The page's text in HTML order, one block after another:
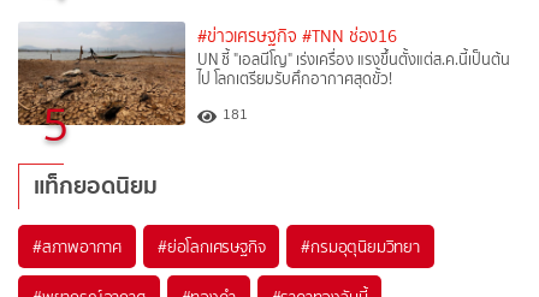
5
#ข่าวเศรษฐกิจ #TNN ช่อง16
UN ชี้ "เอลนีโญ" เร่งเครื่อง แรงขึ้นตั้งแต่ส.ค.นี้เป็นต้น
ไป โลกเตรียมรับศึกอากาศสุดขั้ว!
181
แท็กยอดนิยม
#สภาพอากาศ #ย่อโลกเศรษฐกิจ #กรมอุตุนิยมวิทยา